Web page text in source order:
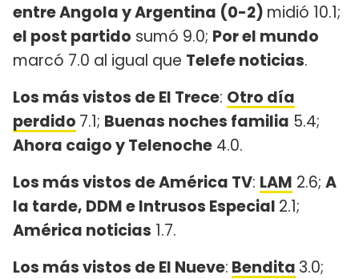
entre Angola y Argentina (0-2) midió 10.1;
el post partido sumó 9.0; Por el mundo
marcó 7.0 al igual que Telefe noticias.
Los más vistos de El Trece: Otro día
perdido 7.1; Buenas noches familia 5.4;
Ahora caigo y Telenoche 4.0.
Los más vistos de América TV: LAM 2.6; A
la tarde, DDM e Intrusos Especial 2.1;
América noticias 1.7.
Los más vistos de El Nueve: Bendita 3.0;